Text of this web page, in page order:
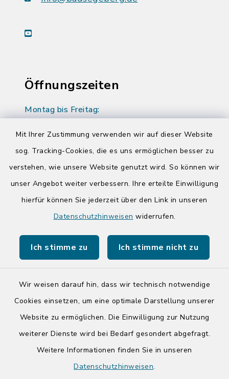
Mit Ihrer Zustimmung verwenden wir auf dieser Website
sog. Tracking-Cookies, die es uns ermöglichen besser zu
verstehen, wie unsere Website genutzt wird. So können wir
unser Angebot weiter verbessern. Ihre erteilte Einwilligung
hierfür können Sie jederzeit über den Link in unseren
Datenschutzhinweisen widerrufen.
Ich stimme zu Ich stimme nicht zu
Wir weisen darauf hin, dass wir technisch notwendige
Cookies einsetzen, um eine optimale Darstellung unserer
Website zu ermöglichen. Die Einwilligung zur Nutzung
weiterer Dienste wird bei Bedarf gesondert abgefragt.
Weitere Informationen finden Sie in unseren
Datenschutzhinweisen.
youtube
Öffnungszeiten
Montag bis Freitag:
Donnerstag zusätzlich:
14:00-17:00 Uhr
Quicklinks
Tourist-Info der Stadt Bad Segeberg
Barrierefreiheit